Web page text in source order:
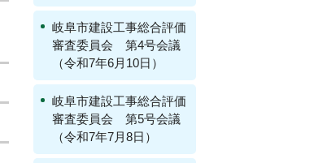
岐阜市建設工事総合評価
審査委員会 第4号会議
（令和7年6月10日）
岐阜市建設工事総合評価
審査委員会 第5号会議
（令和7年7月8日）